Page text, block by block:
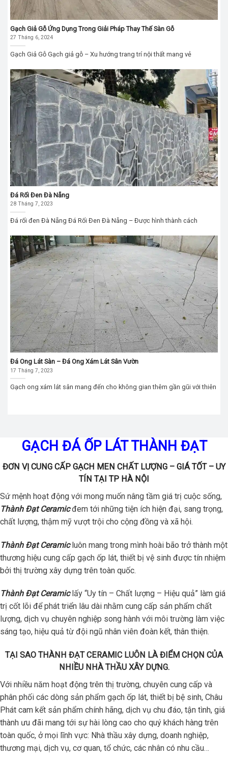
Gạch Giả Gỗ Ứng Dụng Trong Giải Pháp Thay Thế Sàn Gỗ
27 Tháng 6, 2024
Gạch Giả Gỗ Gạch giả gỗ – Xu hướng trang trí nội thất mang vẻ
Đá Rối Đen Đà Nẵng
28 Tháng 7, 2023
Đá rối đen Đà Nẵng Đá Rối Đen Đà Nẵng – Được hình thành cách
Đá Ong Lát Sàn – Đá Ong Xám Lát Sân Vườn
17 Tháng 7, 2023
Gạch ong xám lát sân mang đến cho không gian thêm gần gũi với thiên
GẠCH ĐÁ ỐP LÁT THÀNH ĐẠT
ĐƠN VỊ CUNG CẤP GẠCH MEN CHẤT LƯỢNG – GIÁ TỐT – UY
TÍN TẠI TP HÀ NỘI
Sứ mệnh hoạt động với mong muốn nâng tầm giá trị cuộc sống,
Thành Đạt Ceramicđem tới những tiện ích hiện đại, sang trọng,
chất lượng, thậm mỹ vượt trội cho cộng đồng và xã hội.
Thành Đạt Ceramicluôn mang trong mình hoài bão trở thành một
thương hiệu cung cấp gạch ốp lát, thiết bị vệ sinh được tín nhiệm
bởi thị trường xây dựng trên toàn quốc.
Thành Đạt Ceramiclấy “Uy tín – Chất lượng – Hiệu quả” làm giá
trị cốt lõi để phát triển lâu dài nhằm cung cấp sản phẩm chất
lượng, dịch vụ chuyên nghiệp song hành với môi trường làm việc
sáng tạo, hiệu quả từ đội ngũ nhân viên đoàn kết, thân thiện.
TẠI SAO THÀNH ĐẠT CERAMIC LUÔN LÀ ĐIỂM CHỌN CỦA
NHIỀU NHÀ THẦU XÂY DỰNG.
Với nhiều năm hoạt động trên thị trường, chuyên cung cấp và
phân phối các dòng sản phẩm gạch ốp lát, thiết bị bệ sinh, Châu
Phát cam kết sản phẩm chính hãng, dịch vụ chu đáo, tận tình, giá
thành ưu đãi mang tới sự hài lòng cao cho quý khách hàng trên
toàn quốc, ở mọi lĩnh vực: Nhà thầu xây dựng, doanh nghiệp,
thương mại, dịch vụ, cơ quan, tổ chức, các nhân có nhu cầu…